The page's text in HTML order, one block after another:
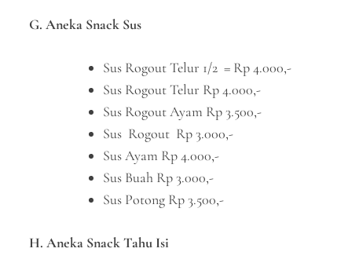
G. Aneka Snack Sus
Sus Rogout Telur 1/2 = Rp 4.000,-
Sus Rogout Telur Rp 4.000,-
Sus Rogout Ayam Rp 3.500,-
Sus Rogout Rp 3.000,-
Sus Ayam Rp 4.000,-
Sus Buah Rp 3.000,-
Sus Potong Rp 3.500,-
H. Aneka Snack Tahu Isi